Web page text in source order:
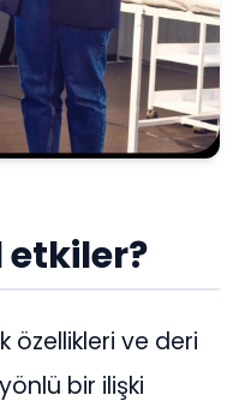
etkiler?
özellikleri ve deri
bir ilişki